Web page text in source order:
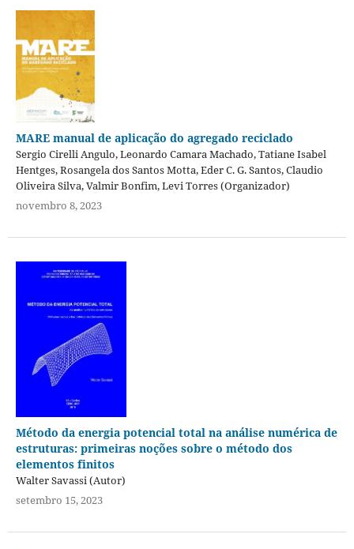
MARE manual de aplicação do agregado reciclado
Sergio Cirelli Angulo, Leonardo Camara Machado, Tatiane Isabel
Hentges, Rosangela dos Santos Motta, Eder C. G. Santos, Claudio
Oliveira Silva, Valmir Bonfim, Levi Torres (Organizador)
novembro 8, 2023
Método da energia potencial total na análise numérica de
estruturas: primeiras noções sobre o método dos
elementos finitos
Walter Savassi (Autor)
setembro 15, 2023